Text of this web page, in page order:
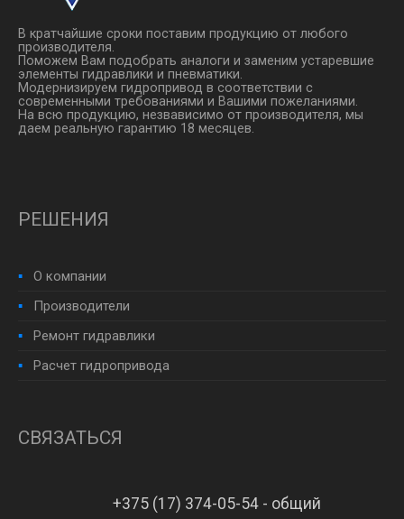
В кратчайшие сроки поставим продукцию от любого
производителя.
Поможем Вам подобрать аналоги и заменим устаревшие
элементы гидравлики и пневматики.
Модернизируем гидропривод в соответствии с
современными требованиями и Вашими пожеланиями.
На всю продукцию, незвависимо от производителя, мы
даем реальную гарантию 18 месяцев.
РЕШЕНИЯ
О компании
Производители
Ремонт гидравлики
Расчет гидропривода
СВЯЗАТЬСЯ
+375 (17) 374-05-54 - общий